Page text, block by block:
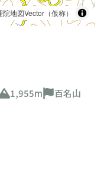
院地図Vector（仮称）
1,955m 百名山